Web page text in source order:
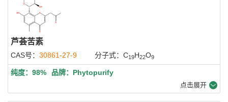
芦荟苦素
CAS号： 30861-27-9 分子式：C19H22O9
纯度：98% 品牌：Phytopurify
点击展开